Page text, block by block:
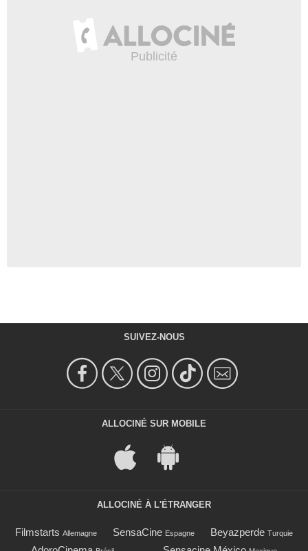
SUIVEZ-NOUS
ALLOCINÉ SUR MOBILE
ALLOCINÉ À L'ÉTRANGER
Filmstarts Allemagne SensaCine Espagne Beyazperde Turquie